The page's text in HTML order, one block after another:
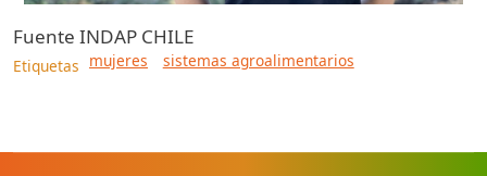
Fuente INDAP CHILE
Etiquetas mujeres sistemas agroalimentarios